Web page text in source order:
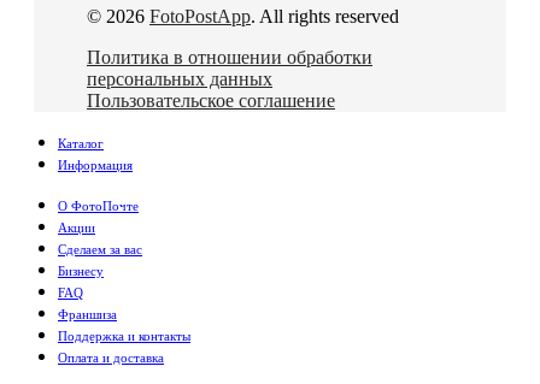
© 2026 FotoPostApp. All rights reserved
Политика в отношении обработки
персональных данных
Пользовательское соглашение
Каталог
Информация
О ФотоПочте
Акции
Сделаем за вас
Бизнесу
FAQ
Франшиза
Поддержка и контакты
Оплата и доставка